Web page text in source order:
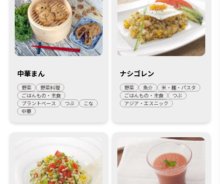
中華まん
野菜
野菜料理
ごはんもの・主食
プラントベース
つぶ
こな
中華
ナシゴレン
野菜 魚介
米・麺・パスタ
ごはんもの・主食
つぶ
アジア・エスニック